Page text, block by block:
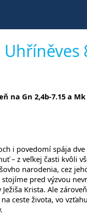
Uhříněves
na Gn 2,4b-7.15 a Mk
i povedomí spája
– z veľkej časti kvôli
narodenia, cez
pred výzvou
Krista. Ale
ceste života, vo